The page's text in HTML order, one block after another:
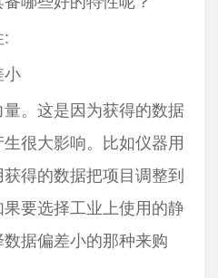
。这是因为获得的数据
很大影响。比如仪器用
得的数据把项目调整到
要选择工业上使用的静
据偏差小的那种来购